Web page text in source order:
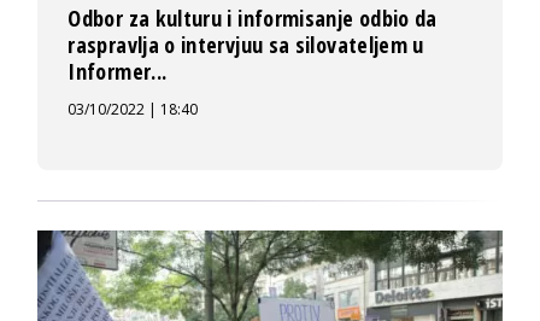
Odbor za kulturu i informisanje odbio da
raspravlja o intervjuu sa silovateljem u
Informer...
03/10/2022 | 18:40